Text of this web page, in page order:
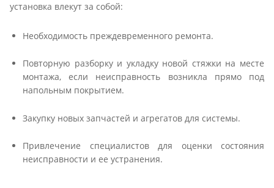
установка влекут за собой:
Необходимость преждевременного ремонта.
Повторную разборку и укладку новой стяжки на месте
монтажа, если неисправность возникла прямо под
напольным покрытием.
Закупку новых запчастей и агрегатов для системы.
Привлечение специалистов для оценки состояния
неисправности и ее устранения.